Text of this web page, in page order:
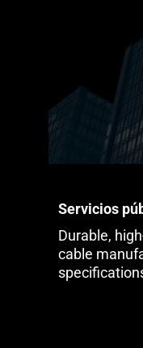
Servicios
Durable,
cable